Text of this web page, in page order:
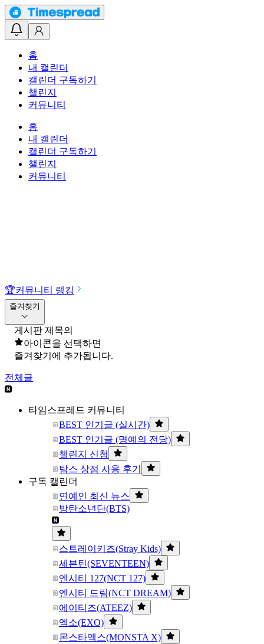
홈
내 캘린더
캘린더 구독하기
챌린지
커뮤니티
홈
내 캘린더
캘린더 구독하기
챌린지
커뮤니티
🏆커뮤니티 랭킹
즐겨찾기
게시판 제목의
아이콘을 선택하면
즐겨찾기에 추가됩니다.
전체글
타임스프레드 커뮤니티
BEST 인기글 (실시간)
BEST 인기글 (명예의 전당)
챌린지 신청
탐스 상점 사용 후기
구독 캘린더
연예인 최신 뉴스
방탄소년단(BTS)
스트레이키즈(Stray Kids)
세븐틴(SEVENTEEN)
엔시티 127(NCT 127)
엔시티 드림(NCT DREAM)
에이티즈(ATEEZ)
엑소(EXO)
몬스타엑스(MONSTA X)